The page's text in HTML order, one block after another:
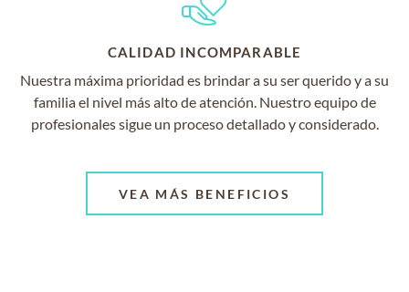
CALIDAD INCOMPARABLE
Nuestra máxima prioridad es brindar a su ser querido y a su
familia el nivel más alto de atención. Nuestro equipo de
profesionales sigue un proceso detallado y considerado.
VEA MÁS BENEFICIOS